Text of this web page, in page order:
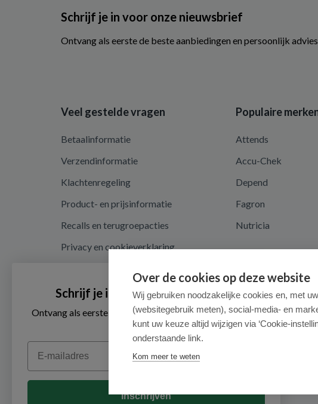
Schrijf je in voor onze nieuwsbrief
Ontvang als eerste de beste aanbiedingen en persoonlijk advies
Veel gestelde vragen
Betaalinformatie
Verzendinformatie
Klachtenregeling
Product- en prijsinformatie
Recalls en terugroepacties
Privacy en cookieverklaring
Algemene voorwaarden
Herroepingsrecht en retouren
Populaire
Attends
Accu-Chek
Depend
Fagron
Nutricia
Over de cookies op deze website
Wij gebruiken noodzakelijke cookies en, met
(websitegebruik meten), social-media- en
kunt uw keuze altijd wijzigen via ‘Cookie-
onderstaande link.
Kom meer te weten
Schrijf je in voor onze nieuwsbrief
Ontvang als eerste de beste aanbiedingen en persoonlijk
advies
Email
Inschrijven